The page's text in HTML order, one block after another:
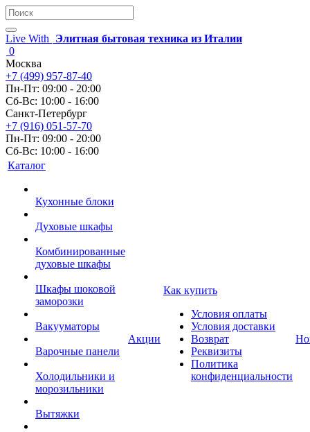
Live With
Элитная бытовая техника из Италии
0
Москва
+7 (499) 957-87-40
Пн-Пт: 09:00 - 20:00
Сб-Вс: 10:00 - 16:00
Санкт-Петербург
+7 (916) 051-57-70
Пн-Пт: 09:00 - 20:00
Сб-Вс: 10:00 - 16:00
Каталог
Кухонные блоки
Духовые шкафы
Комбинированные
духовые шкафы
Шкафы шоковой
заморозки
Вакууматоры
Варочные панели
Холодильники и
морозильники
Вытяжки
Акции
Как купить
Условия оплаты
Условия доставки
Возврат
Реквизиты
Политика
конфиденциальности